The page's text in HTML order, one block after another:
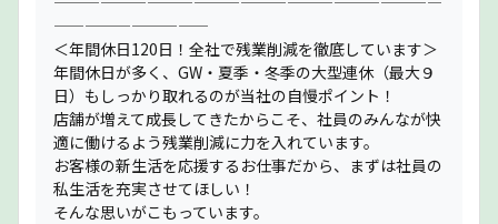
——————————
＜年間休日120日！全社で残業削減を徹底しています＞
年間休日が多く、GW・夏季・冬季の大型連休（最大９
日）もしっかり取れるのが当社の自慢ポイント！
店舗が増えて成長してきたからこそ、社員のみんなが快
適に働けるよう残業削減に力を入れています。
お客様の新生活を応援するお仕事だから、まずは社員の
私生活を充実させてほしい！
そんな思いがこもっています。